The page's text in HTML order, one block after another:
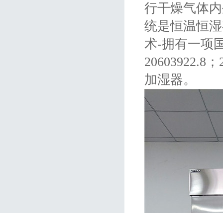
行干燥气体
统是恒温恒
术-拥有一项
20603922.8
加湿器。